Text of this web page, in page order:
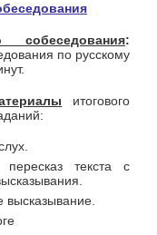
собеседования:
по русскому
итогового
текста с
высказывание.